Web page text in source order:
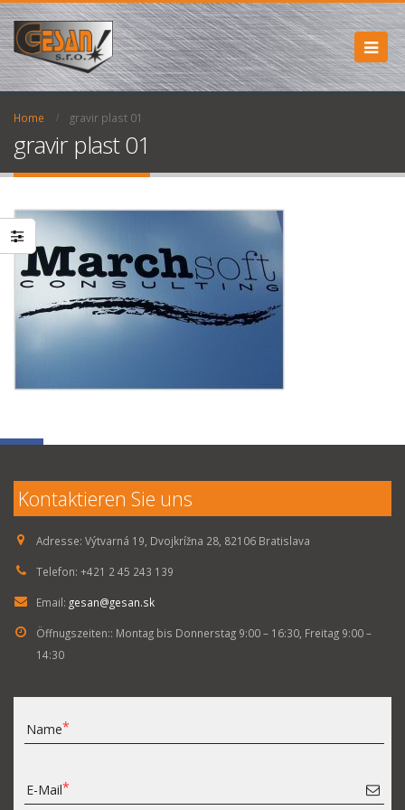
Home gravir plast 01
gravir plast 01
Kontaktieren Sie uns
Adresse: Výtvarná 19, Dvojkrížna 28, 82106 Bratislava
Telefon: +421 2 45 243 139
Email: gesan@gesan.sk
Öffnugszeiten:: Montag bis Donnerstag 9:00 – 16:30, Freitag 9:00 –
14:30
Name
E-Mail